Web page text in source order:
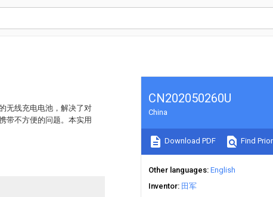
无线充电电池，解决了对
带不方便的问题。本实用
CN202050260U
China
Download PDF Find
Other languages English
Inventor 田军